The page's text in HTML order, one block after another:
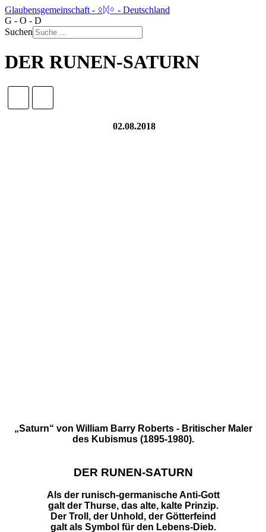
Glaubensgemeinschaft - ᛟᛞᛜ - Deutschland
G - O - D
Suchen
DER RUNEN-SATURN
02.08.2018
„Saturn“ von William Barry Roberts - Britischer Maler
des Kubismus (1895-1980).
DER RUNEN-SATURN
Als der runisch-germanische Anti-Gott
galt der Thurse, das alte, kalte Prinzip.
Der Troll, der Unhold, der Götterfeind
galt als Symbol für den Lebens-Dieb.